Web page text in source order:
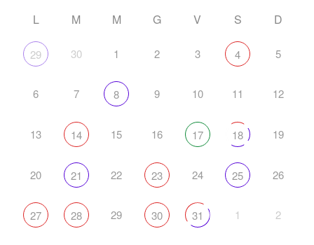
L M M G V S D
29 30 1 2 3 4 5
6 7 8 9 10 11 12
13 14 15 16 17 18 19
20 21 22 23 24 25 26
27 28 29 30 31 1 2